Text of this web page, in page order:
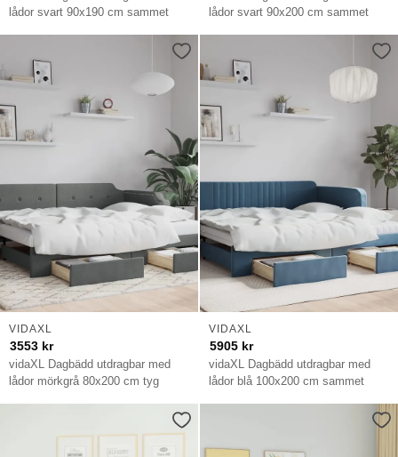
lådor svart 90x190 cm sammet
lådor svart 90x200 cm sammet
vidaXL Dagbädd utdragbar med
lådor mörkgrå 80x200 cm tyg
VIDAXL
3553 kr
vidaXL Dagbädd utdragbar med
lådor blå 100x200 cm sammet
VIDAXL
5905 kr